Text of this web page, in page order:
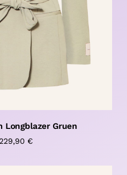
Longblazer Gruen
229,90 €